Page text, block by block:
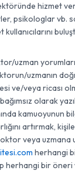
hizmet
psikologlar vb.
uzman
uzmanın
ve/veya ricası
olarak
kamuoyunun
artırmak,
veya uzmana
herhangi
herhangi bir